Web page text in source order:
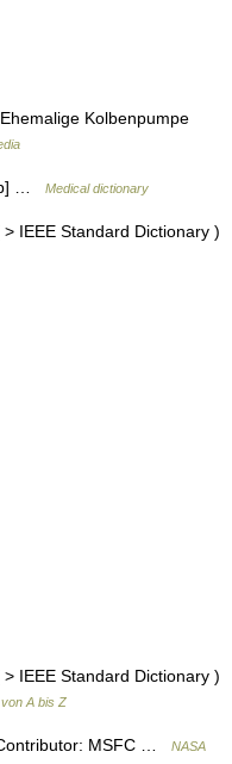
Kolbenpumpe
… Medical dictionary
IEEE Standard Dictionary )
IEEE Standard Dictionary )
A bis Z
MSFC …
NASA